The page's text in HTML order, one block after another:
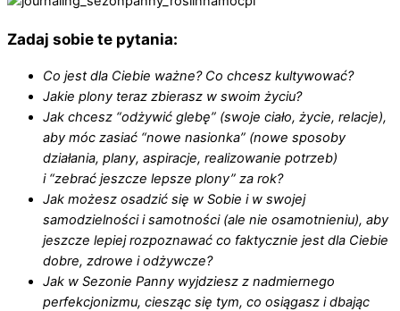
Zadaj sobie te pytania:
Co jest dla Ciebie ważne? Co chcesz kultywować?
Jakie plony teraz zbierasz w swoim życiu?
Jak chcesz “odżywić glebę” (swoje ciało, życie, relacje),
aby móc zasiać “nowe nasionka” (nowe sposoby
działania, plany, aspiracje, realizowanie potrzeb)
i “zebrać jeszcze lepsze plony” za rok?
Jak możesz osadzić się w Sobie i w swojej
samodzielności i samotności (ale nie osamotnieniu), aby
jeszcze lepiej rozpoznawać co faktycznie jest dla Ciebie
dobre, zdrowe i odżywcze?
Jak w Sezonie Panny wyjdziesz z nadmiernego
perfekcjonizmu, ciesząc się tym, co osiągasz i dbając